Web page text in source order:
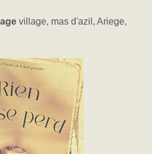
village, mas d'azil, Ariege,